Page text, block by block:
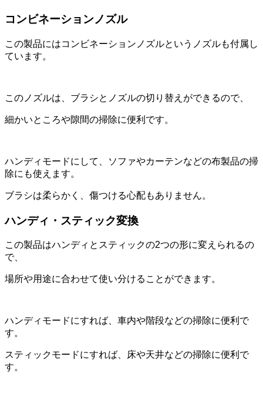
コンビネーションノズル
この製品にはコンビネーションノズルというノズルも付属し
ています。
このノズルは、ブラシとノズルの切り替えができるので、
細かいところや隙間の掃除に便利です。
ハンディモードにして、ソファやカーテンなどの布製品の掃
除にも使えます。
ブラシは柔らかく、傷つける心配もありません。
ハンディ・スティック変換
この製品はハンディとスティックの2つの形に変えられるの
で、
場所や用途に合わせて使い分けることができます。
ハンディモードにすれば、車内や階段などの掃除に便利で
す。
スティックモードにすれば、床や天井などの掃除に便利で
す。